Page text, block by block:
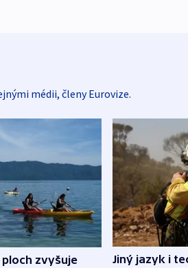
médii, členy Eurovize.
zvyšuje
Jiný jazyk i